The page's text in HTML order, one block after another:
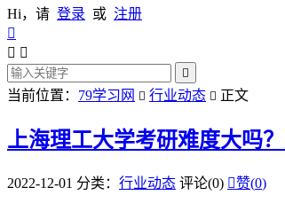
Hi，请 登录 或 注册

 

当前位置： 79学习网  行业动态  正文
上海理工大学考研难度大吗？
2022-12-01 分类： 行业动态 评论(0) 赞(0)